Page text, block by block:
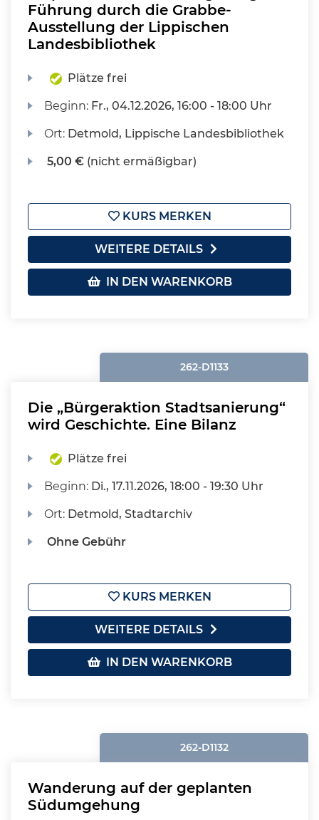
Führung durch die Grabbe-
Ausstellung der Lippischen
Landesbibliothek
Plätze frei
Beginn: Fr., 04.12.2026, 16:00 - 18:00 Uhr
Ort: Detmold, Lippische Landesbibliothek
5,00 € (nicht ermäßigbar)
KURS MERKEN
WEITERE DETAILS
IN DEN WARENKORB
262-D1133
Die „Bürgeraktion Stadtsanierung“
wird Geschichte. Eine Bilanz
Plätze frei
Beginn: Di., 17.11.2026, 18:00 - 19:30 Uhr
Ort: Detmold, Stadtarchiv
Ohne Gebühr
KURS MERKEN
WEITERE DETAILS
IN DEN WARENKORB
262-D1132
Wanderung auf der geplanten
Südumgehung